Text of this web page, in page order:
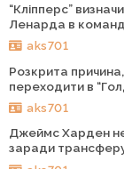
“Кліпперс”
Ленарда в
aks701
Розкрита
переходити в
aks701
Джеймс Харден не
заради